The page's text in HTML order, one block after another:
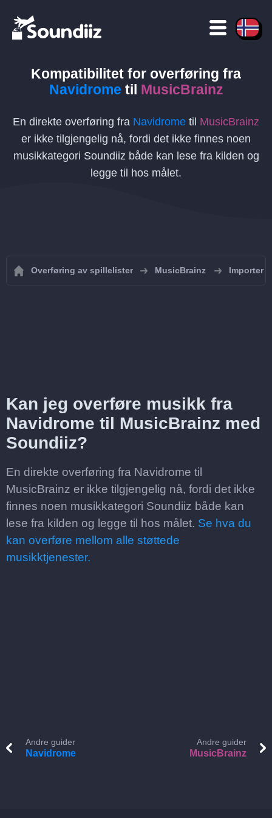
Kompatibilitet for overføring fra
Navidrome til MusicBrainz
En direkte overføring fra Navidrome til MusicBrainz
er ikke tilgjengelig nå, fordi det ikke finnes noen
musikkategori Soundiiz både kan lese fra kilden og
legge til hos målet.
Overføring av spillelister MusicBrainz Importer
Kan jeg overføre musikk fra
Navidrome til MusicBrainz med
Soundiiz?
En direkte overføring fra Navidrome til
MusicBrainz er ikke tilgjengelig nå, fordi det ikke
finnes noen musikkategori Soundiiz både kan
lese fra kilden og legge til hos målet. Se hva du
kan overføre mellom alle støttede
musikktjenester.
Andre guider
Navidrome
Andre guider
MusicBrainz